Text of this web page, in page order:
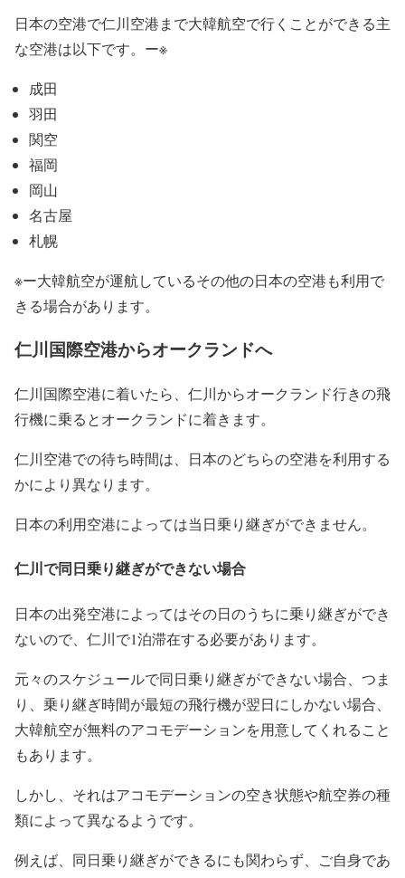
日本の空港で仁川空港まで大韓航空で行くことができる主
な空港は以下です。ー※
成田
羽田
関空
福岡
岡山
名古屋
札幌
※ー大韓航空が運航しているその他の日本の空港も利用で
きる場合があります。
仁川国際空港からオークランドへ
仁川国際空港に着いたら、仁川からオークランド行きの飛
行機に乗るとオークランドに着きます。
仁川空港での待ち時間は、日本のどちらの空港を利用する
かにより異なります。
日本の利用空港によっては当日乗り継ぎができません。
仁川で同日乗り継ぎができない場合
日本の出発空港によってはその日のうちに乗り継ぎができ
ないので、仁川で1泊滞在する必要があります。
元々のスケジュールで同日乗り継ぎができない場合、つま
り、乗り継ぎ時間が最短の飛行機が翌日にしかない場合、
大韓航空が無料のアコモデーションを用意してくれること
もあります。
しかし、それはアコモデーションの空き状態や航空券の種
類によって異なるようです。
例えば、同日乗り継ぎができるにも関わらず、ご自身であ